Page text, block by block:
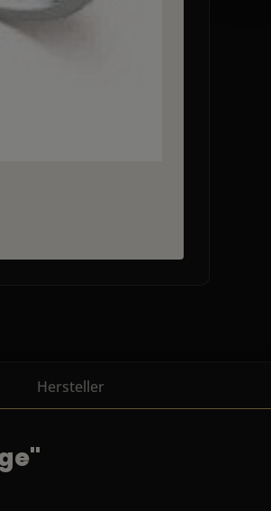
Hersteller